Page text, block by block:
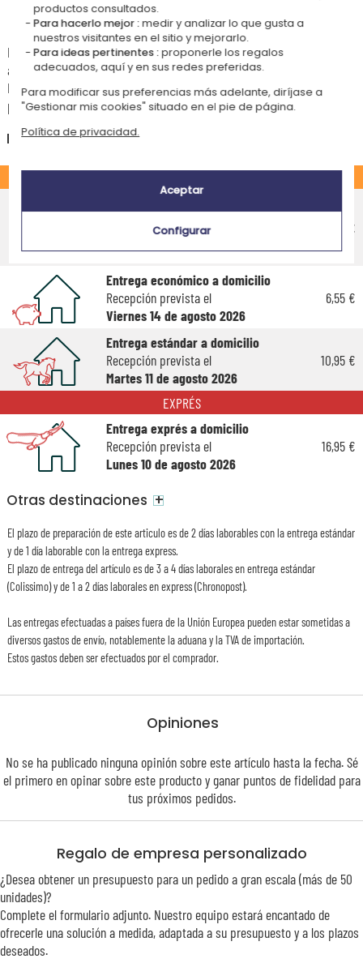
Opiniones
No se ha publicado ninguna opinión sobre este artículo hasta la fecha. Sé
el primero en opinar sobre este producto y ganar puntos defidelidadpara
tus próximos pedidos.
Tiempos de entrega y gastos de envío
La estimación de la fecha de recepción y de los gastos de envío de este
articulo están indicados a continuación.
Las fechas estimadas a continuación se aplican para un pedido con
pago en tarjeta bancaria o PayPal.
España
Entrega económico en punto de
Recepción prevista el
Viernes 14 de agosto 2026
6,35 €
Entrega económico a domicilio
Recepción prevista el
Viernes 14 de agosto 2026
6,55 €
Entrega estándar a domicilio
Recepción prevista el
Martes 11 de agosto 2026
10,95 €
EXPRÉS
Entrega exprés a domicilio
Recepción prevista el
Lunes 10 de agosto 2026
16,95 €
Otras destinaciones +
El plazo de preparación de este articulo es de 2 días laborables con la entrega estándar
y de 1 día laborable con la entrega express.
El plazo de entrega del artículo es de 3 a 4 días laborales en entrega estándar
(Colissimo) y de 1 a 2 días laborales en express (Chronopost).
Las entregas efectuadas a países fuera de la Unión Europea pueden estar sometidas a
diversos gastos de envío, notablemente la aduana y la TVA de importación.
Estos gastos deben ser efectuados por el comprador.
Regalo de empresa personalizado
¿Desea obtener un presupuesto para un pedido a gran escala (más de 50
unidades)?
Complete el formulario adjunto. Nuestro equipo estará encantado de
ofrecerle una solución a medida, adaptada a su presupuesto y a los plazos
deseados.
productos consultados.
Para hacerlo mejor :medir y analizar lo que gusta a
nuestros visitantes en el sitio y mejorarlo.
Para ideas pertinentes :proponerle los regalos
adecuados, aquí y en sus redes preferidas.
Para modificar sus preferencias más adelante, diríjase a
"Gestionar mis cookies" situado en el pie de página.
Política de privacidad.
Aceptar
Configurar